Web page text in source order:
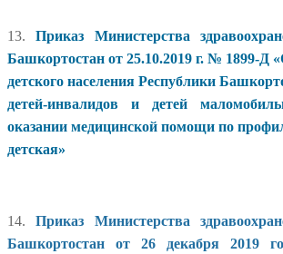
13. Приказ Министерства
Башкортостан от 25.10.2019 г. № 1899-Д
детского населения Республики
детей-инвалидов и детей
оказании медицинской помощи по
детская»
14. Приказ Министерства
Башкортостан от 26 декабря 2019